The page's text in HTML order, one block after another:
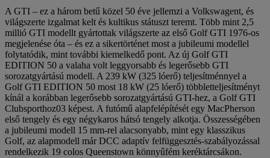
A GTI – ez a három betű közel 50 éve jellemzi a Volkswagent, és
világszerte izgalmat kelt és kultikus státuszt teremt. Több mint 2,5
millió GTI modellt gyártottak világszerte az első Golf GTI 1976-os
megjelenése óta – és ez a sikertörténet most a jubileumi modellel
folytatódik, mint további kiemelkedő pont. Az új Golf GTI
EDITION 50 a valaha volt leggyorsabb és legerősebb GTI
sorozatgyártású modell. A 239 kW (325 lóerő) teljesítménnyel a
Golf GTI EDITION 50 most 18 kW (25 lóerő) többletteljesítményt
kínál a korábban legerősebb sorozatgyártású GTI-hez, a Golf GTI
Clubsporthoz03 képest. A futómű alapfelépítését egy MacPherson
első tengely és egy négykaros hátsó tengely alkotja. Összességében
a jubileumi modell 15 mm-rel alacsonyabb, mint egy klasszikus
Golf, az alapmodell már DCC adaptív felfüggesztés-szabályozással
rendelkezik 19 colos Queenstown könnyűfém keréktárcsákon.